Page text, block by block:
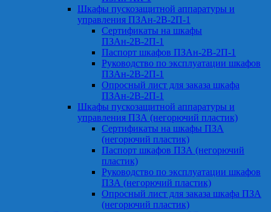
Шкафы пускозащитной аппаратуры и
управления ПЗАн-2В-2П-1
Сертификаты на шкафы
ПЗАн-2В-2П-1
Паспорт шкафов ПЗАн-2В-2П-1
Руководство по эксплуатации шкафов
ПЗАн-2В-2П-1
Опросный лист для заказа шкафа
ПЗАн-2В-2П-1
Шкафы пускозащитной аппаратуры и
управления ПЗА (негорючий пластик)
Сертификаты на шкафы ПЗА
(негорючий пластик)
Паспорт шкафов ПЗА (негорючий
пластик)
Руководство по эксплуатации шкафов
ПЗА (негорючий пластик)
Опросный лист для заказа шкафа ПЗА
(негорючий пластик)